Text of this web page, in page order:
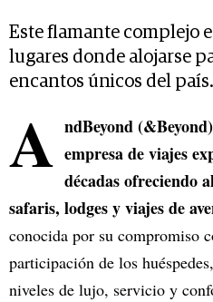
Este flamante complejo
lugares donde alojarse
encantos únicos del país.
A ndBeyond
empresa de viajes
décadas ofreciendo
safaris, lodges y viajes de
conocida por su compromiso
participación de los
niveles de lujo, servicio y